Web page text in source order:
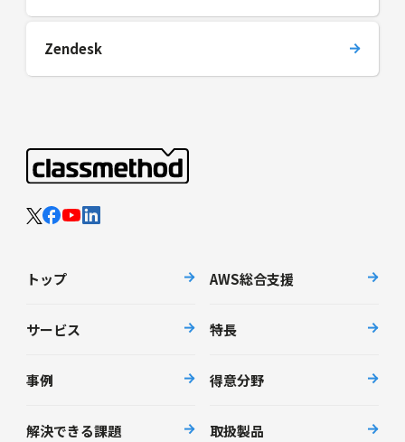
Zendesk
トップ AWS総合支援
サービス 特長
事例 得意分野
解決できる課題 取扱製品